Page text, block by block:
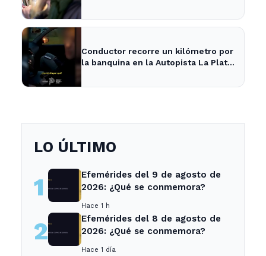
Conductor recorre un kilómetro por
la banquina en la Autopista La Plata-
LO ÚLTIMO
1
Efemérides del 9 de agosto de
2026: ¿Qué se conmemora?
Hace 1 h
2
Efemérides del 8 de agosto de
2026: ¿Qué se conmemora?
Hace 1 día